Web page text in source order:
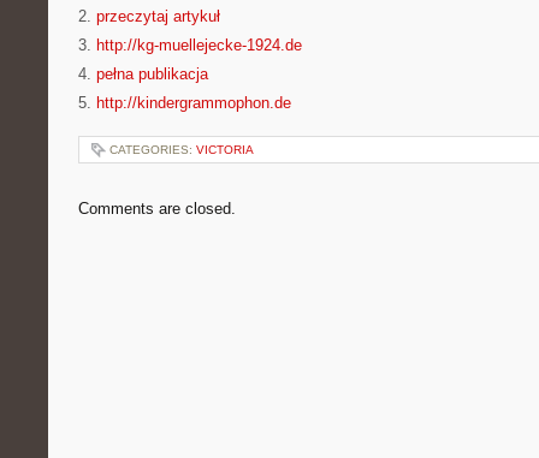
2. przeczytaj artykuł
3. http://kg-muellejecke-1924.de
4. pełna publikacja
5. http://kindergrammophon.de
CATEGORIES: VICTORIA
Comments are closed.